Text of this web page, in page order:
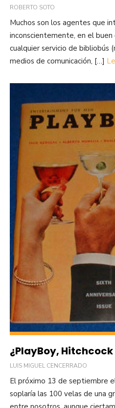
ROBERTO SOTO
Muchos son los agentes que
inconscientemente, en el
cualquier servicio de bibliobús
medios de comunicación, […]
¿PlayBoy, Hitchcock
LUIS MIGUEL CENCERRADO
El próximo 13 de septiembre
soplaría las 100 velas de una